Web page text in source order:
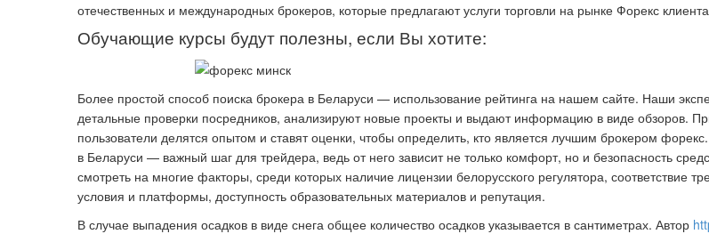
отечественных и международных брокеров, которые предлагают услуги торговли на рынке Форекс
Обучающие курсы будут полезны, если Вы хотите:
Более простой способ поиска брокера в Беларуси — использование рейтинга на нашем сайте. Наши
детальные проверки посредников, анализируют новые проекты и выдают информацию в виде обзоров.
пользователи делятся опытом и ставят оценки, чтобы определить, кто является лучшим брокером
в Беларуси — важный шаг для трейдера, ведь от него зависит не только комфорт, но и безопасность
смотреть на многие факторы, среди которых наличие лицензии белорусского регулятора, соответствие
условия и платформы, доступность образовательных материалов и репутация.
В случае выпадения осадков в виде снега общее количество осадков указывается в сантиметрах. Автор